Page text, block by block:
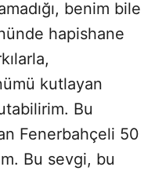
benim bile
hapishane
kutlayan
Bu
Fenerbahçeli 50
Bu sevgi, bu